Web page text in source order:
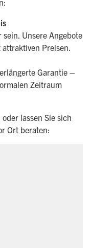
Unsere Angebote
Preisen.
Garantie –
Zeitraum
lassen Sie sich
Ort beraten: